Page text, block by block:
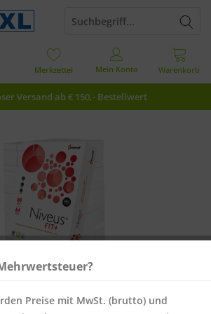
Versand ab € 150,- Bestellwert
Warenkorb
Merkzettel Mein Konto
Preise mit MwSt. (brutto) und